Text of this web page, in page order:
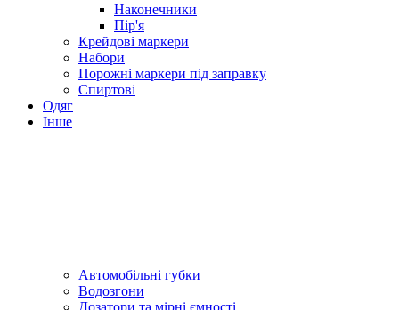
Наконечники
Пір'я
Крейдові маркери
Набори
Порожні маркери під заправку
Спиртові
Одяг
Інше
Автомобільні губки
Водозгони
Дозатори та мірні ємності